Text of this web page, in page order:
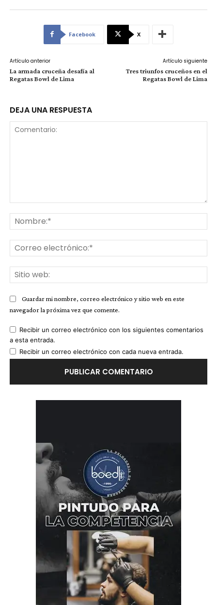
Facebook X
Artículo anterior
La armada cruceña desafía al
Regatas Bowl de Lima
Artículo siguiente
Tres triunfos cruceños en el
Regatas Bowl de Lima
DEJA UNA RESPUESTA
Guardar mi nombre, correo electrónico y sitio web en este
navegador la próxima vez que comente.
Recibir un correo electrónico con los siguientes comentarios
a esta entrada.
Recibir un correo electrónico con cada nueva entrada.